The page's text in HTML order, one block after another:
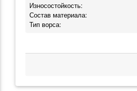
Износостойкость:
Состав материала:
Тип ворса: